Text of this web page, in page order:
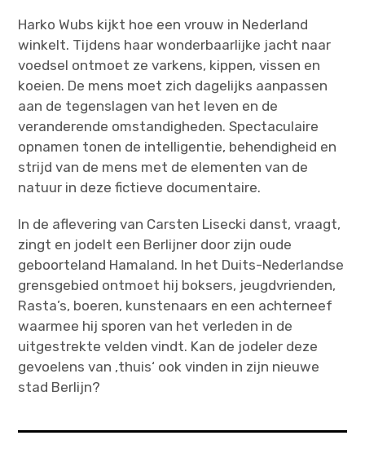
Harko Wubs kijkt hoe een vrouw in Nederland
winkelt. Tijdens haar wonderbaarlijke jacht naar
voedsel ontmoet ze varkens, kippen, vissen en
koeien. De mens moet zich dagelijks aanpassen
aan de tegenslagen van het leven en de
veranderende omstandigheden. Spectaculaire
opnamen tonen de intelligentie, behendigheid en
strijd van de mens met de elementen van de
natuur in deze fictieve documentaire.
In de aflevering van Carsten Lisecki danst, vraagt,
zingt en jodelt een Berlijner door zijn oude
geboorteland Hamaland. In het Duits-Nederlandse
grensgebied ontmoet hij boksers, jeugdvrienden,
Rasta’s, boeren, kunstenaars en een achterneef
waarmee hij sporen van het verleden in de
uitgestrekte velden vindt. Kan de jodeler deze
gevoelens van ‚thuis‘ ook vinden in zijn nieuwe
stad Berlijn?